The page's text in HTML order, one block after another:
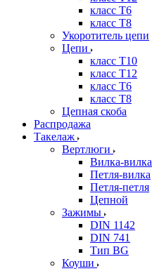
класс Т6
класс Т8
Укоротитель цепи
Цепи
класс Т10
класс Т12
класс Т6
класс Т8
Цепная скоба
Распродажа
Такелаж
Вертлюги
Вилка-вилка
Петля-вилка
Петля-петля
Цепной
Зажимы
DIN 1142
DIN 741
Тип BG
Коуши